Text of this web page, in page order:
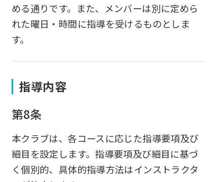
める通りです。また、メンバーは別に定めら
れた曜日・時間に指導を受けるものとしま
す。
指導内容
第8条
本クラブは、各コースに応じた指導要項及び
細目を設定します。指導要項及び細目に基づ
く個別的、具体的指導方法はインストラクタ